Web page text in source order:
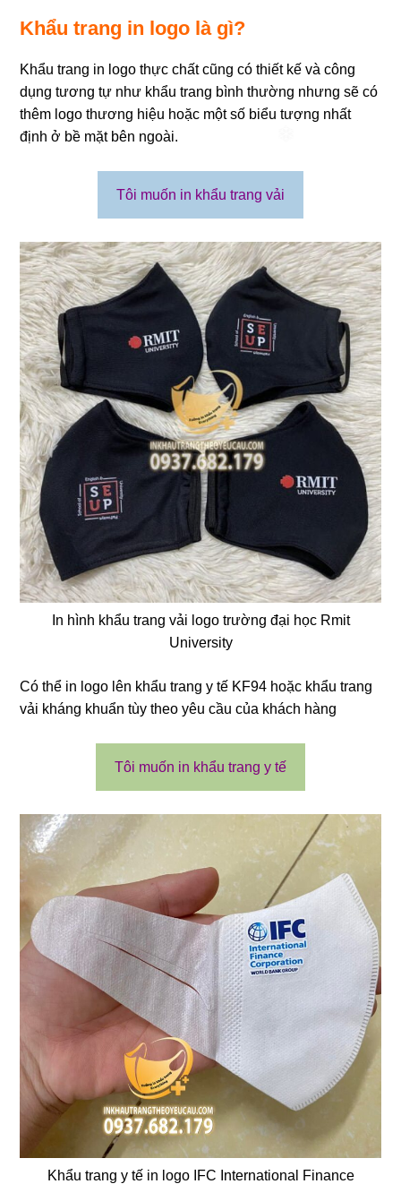
Khẩu trang in logo là gì?
Khẩu trang in logo thực chất cũng có thiết kế và công
dụng tương tự như khẩu trang bình thường nhưng sẽ có
thêm logo thương hiệu hoặc một số biểu tượng nhất
định ở bề mặt bên ngoài.
Tôi muốn in khẩu trang vải
In hình khẩu trang vải logo trường đại học Rmit
University
Có thể in logo lên khẩu trang y tế KF94 hoặc khẩu trang
vải kháng khuẩn tùy theo yêu cầu của khách hàng
Tôi muốn in khẩu trang y tế
Khẩu trang y tế in logo IFC International Finance
❄